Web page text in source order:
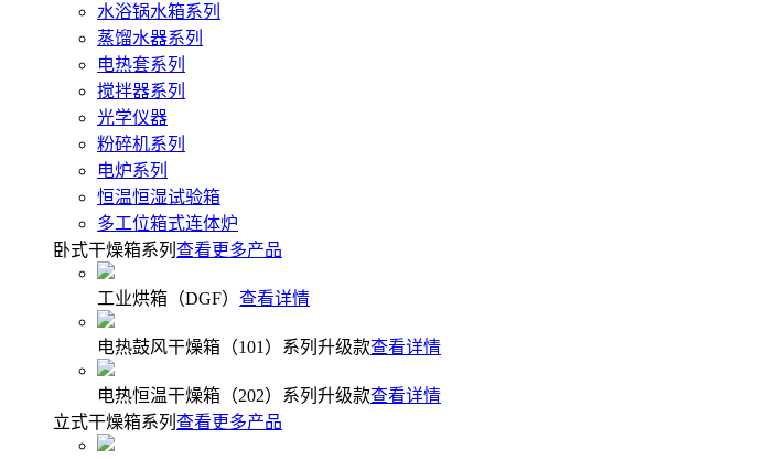
水浴锅水箱系列
蒸馏水器系列
电热套系列
搅拌器系列
光学仪器
粉碎机系列
电炉系列
恒温恒湿试验箱
多工位箱式连体炉
卧式干燥箱系列 查看更多产品
工业烘箱（DGF） 查看详情
电热鼓风干燥箱（101）系列升级款查看详情
电热恒温干燥箱（202）系列升级款查看详情
立式干燥箱系列 查看更多产品